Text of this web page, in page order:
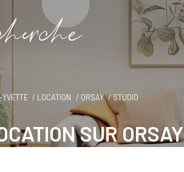
ece
LOCATION ORSAY STUDIO
SUR ORSAY